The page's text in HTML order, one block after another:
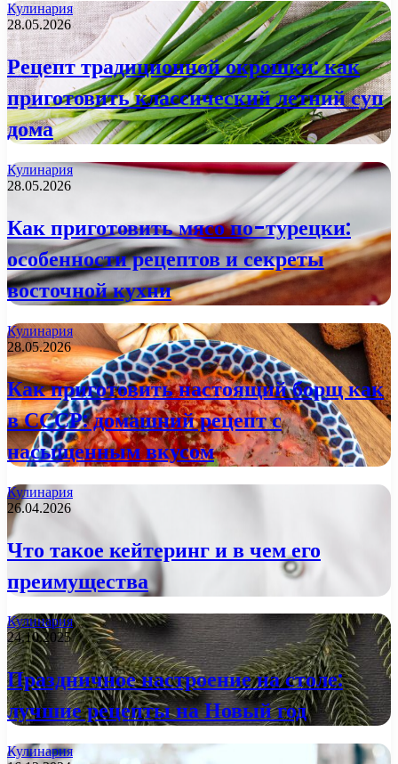
Кулинария
28.05.2026
Рецепт традиционной окрошки: как
приготовить классический летний суп
дома
Кулинария
28.05.2026
Как приготовить мясо по-турецки:
особенности рецептов и секреты
восточной кухни
Кулинария
28.05.2026
Как приготовить настоящий борщ как
в СССР: домашний рецепт с
насыщенным вкусом
Кулинария
26.04.2026
Что такое кейтеринг и в чем его
преимущества
Кулинария
24.10.2025
Праздничное настроение на столе:
лучшие рецепты на Новый год
Кулинария